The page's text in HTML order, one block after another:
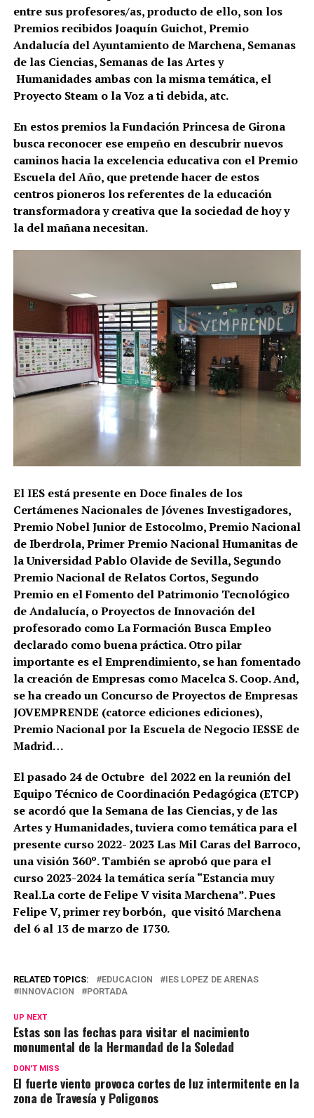
entre sus profesores/as, producto de ello, son los
Premios recibidos Joaquín Guichot, Premio
Andalucía del Ayuntamiento de Marchena, Semanas
de las Ciencias, Semanas de las Artes y
Humanidades ambas con la misma temática, el
Proyecto Steam o la Voz a ti debida, atc.
En estos premios la Fundación Princesa de Girona
busca reconocer ese empeño en descubrir nuevos
caminos hacia la excelencia educativa con el Premio
Escuela del Año, que pretende hacer de estos
centros pioneros los referentes de la educación
transformadora y creativa que la sociedad de hoy y
la del mañana necesitan.
El IES está presente en Doce finales de los
Certámenes Nacionales de Jóvenes Investigadores,
Premio Nobel Junior de Estocolmo, Premio Nacional
de Iberdrola, Primer Premio Nacional Humanitas de
la Universidad Pablo Olavide de Sevilla, Segundo
Premio Nacional de Relatos Cortos, Segundo
Premio en el Fomento del Patrimonio Tecnológico
de Andalucía, o Proyectos de Innovación del
profesorado como La Formación Busca Empleo
declarado como buena práctica. Otro pilar
importante es el Emprendimiento, se han fomentado
la creación de Empresas como Macelca S. Coop. And,
se ha creado un Concurso de Proyectos de Empresas
JOVEMPRENDE (catorce ediciones ediciones),
Premio Nacional por la Escuela de Negocio IESSE de
Madrid…
El pasado 24 de Octubre del 2022 en la reunión del
Equipo Técnico de Coordinación Pedagógica (ETCP)
se acordó que la Semana de las Ciencias, y de las
Artes y Humanidades, tuviera como temática para el
presente curso 2022- 2023 Las Mil Caras del Barroco,
una visión 360º. También se aprobó que para el
curso 2023-2024 la temática sería “Estancia muy
Real.La corte de Felipe V visita Marchena”. Pues
Felipe V, primer rey borbón, que visitó Marchena
del 6 al 13 de marzo de 1730.
RELATED TOPICS: EDUCACION
IES LOPEZ DE ARENAS
INNOVACION
PORTADA
UP NEXT
Estas son las fechas para visitar el nacimiento
monumental de la Hermandad de la Soledad
DON'T MISS
El fuerte viento provoca cortes de luz intermitente en la
zona de Travesía y Poligonos